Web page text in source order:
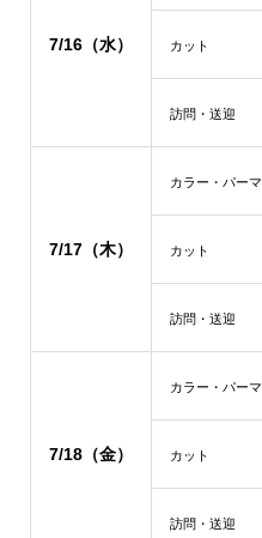
7/16（水） カット
訪問・送迎
7/17（木）
カラー・パーマ
カット
訪問・送迎
7/18（金）
カラー・パーマ
カット
訪問・送迎